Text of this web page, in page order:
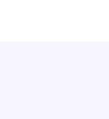
봐주기 감사' 유병호 구속기소